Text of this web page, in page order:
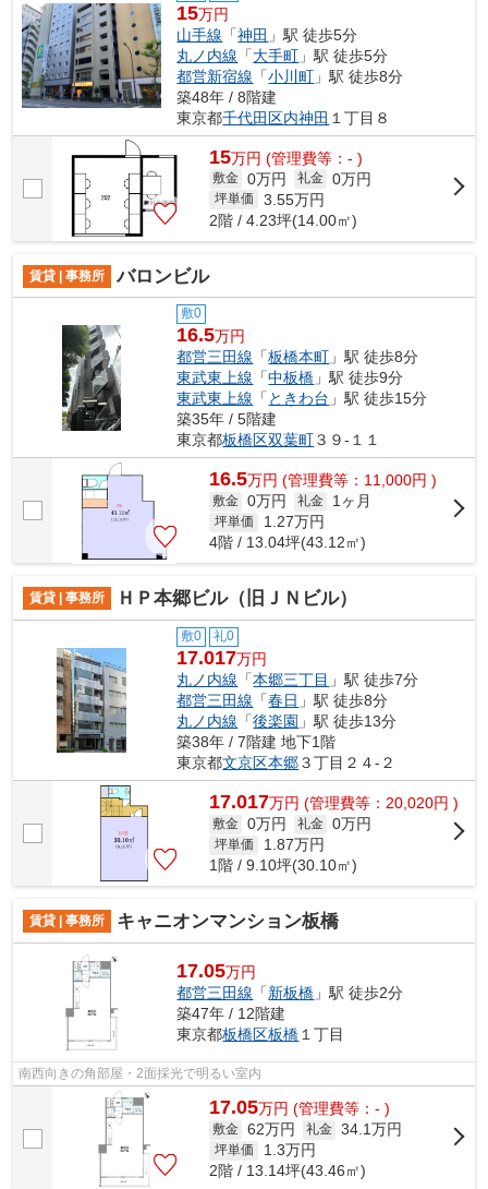
15万円
山手線 「神田 」駅 徒歩5分
丸ノ内線 「大手町 」駅 徒歩5分
都営新宿線 「小川町 」駅 徒歩8分
築48年 / 8階建
東京都千代田区内神田 １丁目８
15万円 (管理費等：- )
敷金 0万円 礼金 0万円
坪単価 3.55万円
2階 / 4.23坪(14.00㎡)
賃貸 | 事務所 バロンビル
敷0
16.5万円
都営三田線 「板橋本町 」駅 徒歩8分
東武東上線 「中板橋 」駅 徒歩9分
東武東上線 「 ときわ台 」駅 徒歩15分
築35年 / 5階建
東京都板橋区双葉町３９-１１
16.5万円 (管理費等：11,000円 )
敷金 0万円 礼金 1ヶ月
坪単価 1.27万円
4階 / 13.04坪(43.12㎡)
賃貸 | 事務所 ＨＰ本郷ビル（旧ＪＮビル）
敷0 礼0
17.017万円
丸ノ内線 「本郷三丁目 」駅 徒歩7分
都営三田線 「春日 」駅 徒歩8分
丸ノ内線 「後楽園 」駅 徒歩13分
築38年 / 7階建 地下1階
東京都文京区本郷３丁目２４-２
17.017万円 (管理費等：20,020円 )
敷金 0万円 礼金 0万円
坪単価 1.87万円
1階 / 9.10坪(30.10㎡)
賃貸 | 事務所 キャニオンマンション板橋
17.05万円
都営三田線 「新板橋 」駅 徒歩2分
築47年 / 12階建
東京都板橋区板橋 １丁目
南西向きの角部屋・2面採光で明るい室内
17.05万円 (管理費等：- )
敷金 62万円 礼金 34.1万円
坪単価 1.3万円
2階 / 13.14坪(43.46㎡)